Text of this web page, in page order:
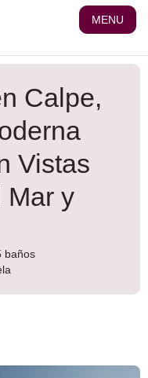
MENU
Calpe,
Vistas
Mar y
baños